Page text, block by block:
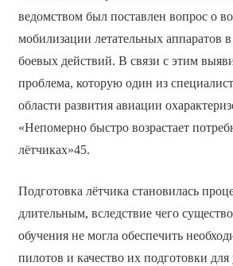
ведомством был поставлен вопрос о
мобилизации летательных аппаратов в
боевых действий. В связи с этим
проблема, которую один из
области развития авиации
«Непомерно быстро возрастает
лётчиках»45.
Подготовка лётчика становилась
длительным, вследствие чего
обучения не могла обеспечить
пилотов и качество их подготовки